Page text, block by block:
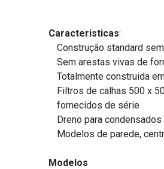
Caracteristicas:
Construção standard
Sem arestas vivas de
Totalmente construida
Filtros de calhas 500 x
fornecidos de série
Dreno para condensados
Modelos de parede,
Modelos